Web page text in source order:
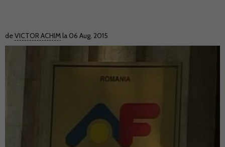
deVICTOR ACHIM la 06 Aug. 2015